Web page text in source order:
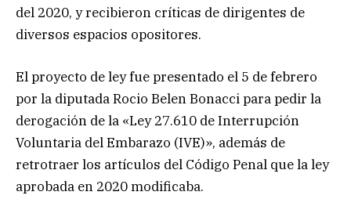
del 2020, y recibieron críticas de dirigentes de
diversos espacios opositores.
El proyecto de ley fue presentado el 5 de febrero
por la diputada Rocio Belen Bonacci para pedir la
derogación de la «Ley 27.610 de Interrupción
Voluntaria del Embarazo (IVE)», además de
retrotraer los artículos del Código Penal que la ley
aprobada en 2020 modificaba.